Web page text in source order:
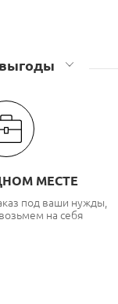
МЕСТЕ
под ваши нужды,
на себя